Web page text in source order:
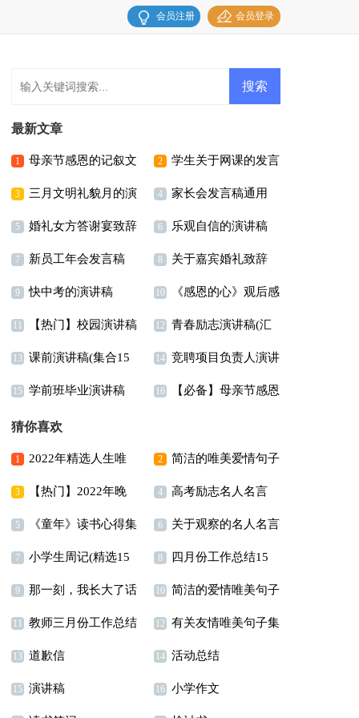
会员登录
会员注册
最新文章
1 母亲节感恩的记叙文 2 学生关于网课的发言
稿
3 三月文明礼貌月的演
讲稿
4 家长会发言稿通用
15篇
5 婚礼女方答谢宴致辞 6 乐观自信的演讲稿
7 新员工年会发言稿 8 关于嘉宾婚礼致辞
9 快中考的演讲稿 10 《感恩的心》观后感
11 【热门】校园演讲稿
模板汇总7篇
12 青春励志演讲稿(汇
编15篇)
13 课前演讲稿(集合15
篇)
14 竞聘项目负责人演讲
稿
15 学前班毕业演讲稿 16 【必备】母亲节感恩
猜你喜欢
1 2022年精选人生唯
美的句子锦集89条
2 简洁的唯美爱情句子
合集78条
3 【热门】2022年晚
安朋友圈问候语集合41
句
4 高考励志名人名言
5 《童年》读书心得集
合15篇
6 关于观察的名人名言
6篇
7 小学生周记(精选15
篇)
8 四月份工作总结15
篇
9 那一刻，我长大了话
题作文11篇
10 简洁的爱情唯美句子
合集46条
11 教师三月份工作总结
14篇
12 有关友情唯美句子集
锦36句
13 道歉信 14 活动总结
15 演讲稿 16 小学作文